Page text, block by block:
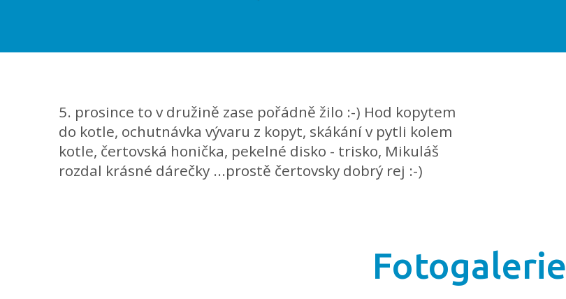
5. prosince to v družině zase pořádně žilo :-) Hod kopytem
do kotle, ochutnávka vývaru z kopyt, skákání v pytli kolem
kotle, čertovská honička, pekelné disko - trisko, Mikuláš
rozdal krásné dárečky ...prostě čertovsky dobrý rej :-)
Fotogalerie